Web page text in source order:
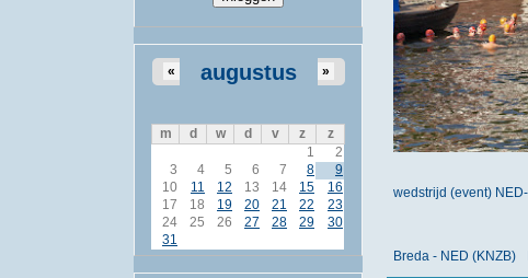
augustus
« »
m d w d v z
z
1
2
3
4 5 6 7 8
9
10
11 12 13 14 15
16
17
18 19 20 21 22
23
24
25 26 27 28 29
30
31
wedstrijd (event)
Breda - NED (KNZB)